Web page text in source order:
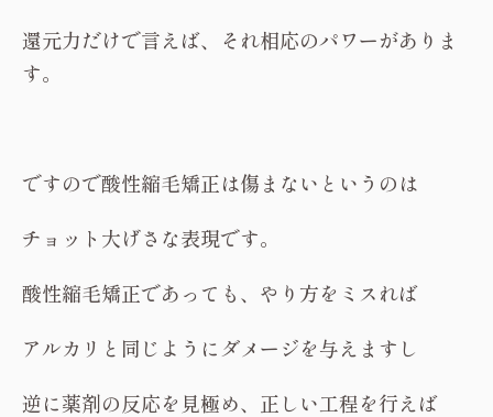
還元力だけで言えば、それ相応のパワーがありま
す。
ですので酸性縮毛矯正は傷まないというのは
チョット大げさな表現です。
酸性縮毛矯正であっても、やり方をミスれば
アルカリと同じようにダメージを与えますし
逆に薬剤の反応を見極め、正しい工程を行えば